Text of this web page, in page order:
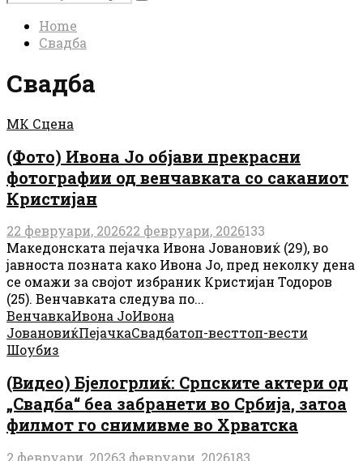
for:
Search
Home
Свадба
Свадба
МК Сцена
(Фото) Ивона Јо објави прекрасни
фотографии од венчавката со саканиот
Кристијан
22 февруари, 202622 февруари, 2026133
Македонската пејачка Ивона Јовановиќ (29), во
јавноста позната како Ивона Јо, пред неколку дена
се омажи за својот избраник Кристијан Тодоров
(25). Венчавката следува по...
ВенчавкаИвона ЈоИвона
ЈовановиќПејачкаСвадбатоп-весттоп-вести
Шоубиз
(Видео) Бјелогрлиќ: Српските актери од
„Свадба“ беа забранети во Србија, затоа
филмот го снимивме во Хрватска
2 февруари, 20263 февруари, 2026183